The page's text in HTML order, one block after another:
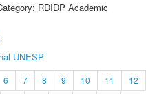
RDIDP Academic
UNESP
6 7 8 9 10 11
12